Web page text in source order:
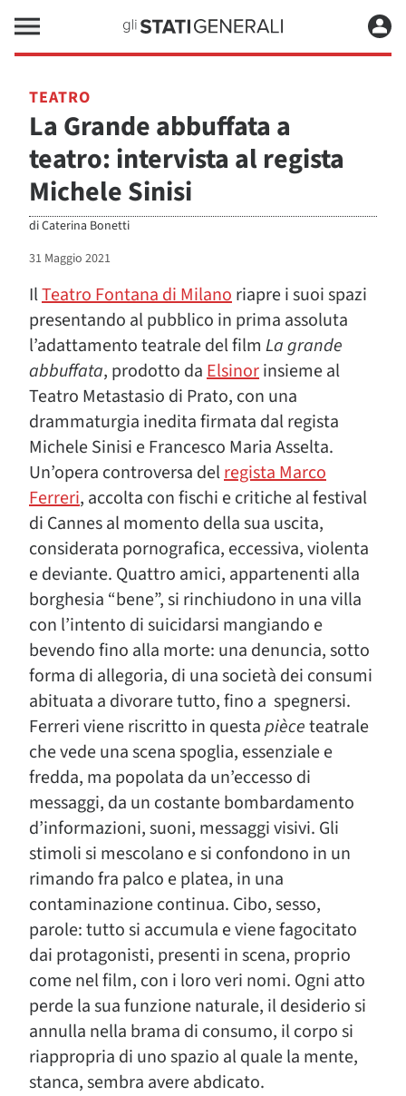
TEATRO
La Grande abbuffata a
teatro: intervista al regista
Michele Sinisi
diCaterina Bonetti
31 Maggio 2021
IlTeatro Fontana di Milanoriapre i suoi spazi
presentando al pubblico in prima assoluta
l’adattamento teatrale del film La grande
abbuffata, prodotto daElsinorinsieme al
Teatro Metastasio di Prato, con una
drammaturgia inedita firmata dal regista
Michele Sinisi e Francesco Maria Asselta.
Un’opera controversa delregista Marco
Ferreri, accolta con fischi e critiche al festival
di Cannes al momento della sua uscita,
considerata pornografica, eccessiva, violenta
e deviante. Quattro amici, appartenenti alla
borghesia “bene”, si rinchiudono in una villa
con l’intento di suicidarsi mangiando e
bevendo fino alla morte: una denuncia, sotto
forma di allegoria, di una società dei consumi
abituata a divorare tutto, fino a spegnersi.
Ferreri viene riscritto in questapièceteatrale
che vede una scena spoglia, essenziale e
fredda, ma popolata da un’eccesso di
messaggi, da un costante bombardamento
d’informazioni, suoni, messaggi visivi. Gli
stimoli si mescolano e si confondono in un
rimando fra palco e platea, in una
contaminazione continua. Cibo, sesso,
parole: tutto si accumula e viene fagocitato
dai protagonisti, presenti in scena, proprio
come nel film, con i loro veri nomi. Ogni atto
perde la sua funzione naturale, il desiderio si
annulla nella brama di consumo, il corpo si
riappropria di uno spazio al quale la mente,
stanca, sembra avere abdicato.